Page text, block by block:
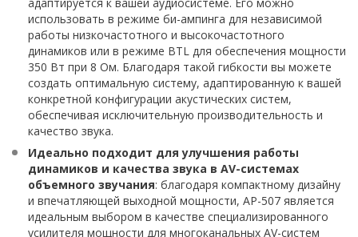
использовать в режиме би-ампинга для независимой
работы низкочастотного и высокочастотного
динамиков или в режиме BTL для обеспечения мощности
350 Вт при 8 Ом. Благодаря такой гибкости вы можете
создать оптимальную систему, адаптированную к вашей
конкретной конфигурации акустических систем,
обеспечивая исключительную производительность и
качество звука.
Идеально подходит для улучшения работы
динамиков и качества звука в AV-системах
объемного звучания: благодаря компактному дизайну
и впечатляющей выходной мощности, AP-507 является
идеальным выбором в качестве специализированного
усилителя мощности для многоканальных AV-систем